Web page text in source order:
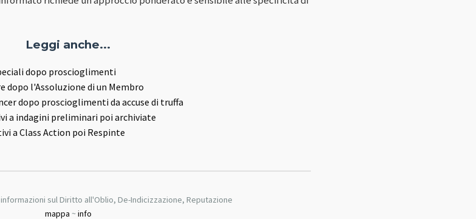
Leggi anche...
dopo proscioglimenti
dopo l'Assoluzione di un Membro
dopo proscioglimenti da accuse di truffa
a indagini preliminari poi archiviate
a Class Action poi Respinte
informazioni sul Diritto all'Oblio, De-Indicizzazione, Reputazione
mappa ~info